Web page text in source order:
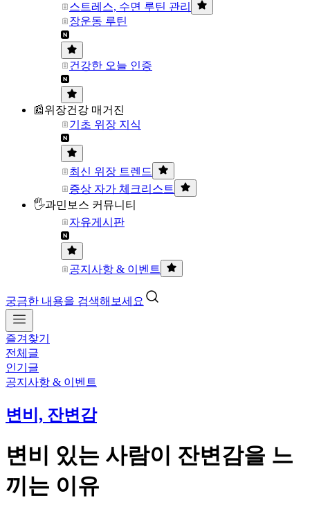
스트레스, 수면 루틴 관리
장운동 루틴
건강한 오늘 인증
📰위장건강 매거진
기초 위장 지식
최신 위장 트렌드
증상 자가 체크리스트
🖐과민보스 커뮤니티
자유게시판
공지사항 & 이벤트
궁금한 내용을 검색해보세요
즐겨찾기
전체글
인기글
공지사항 & 이벤트
변비, 잔변감
변비 있는 사람이 잔변감을 느
끼는 이유